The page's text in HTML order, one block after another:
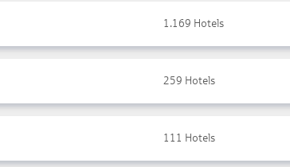
1.169 Hotels
259 Hotels
111 Hotels